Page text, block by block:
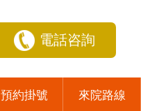
電話咨詢
預約掛號 來院路線